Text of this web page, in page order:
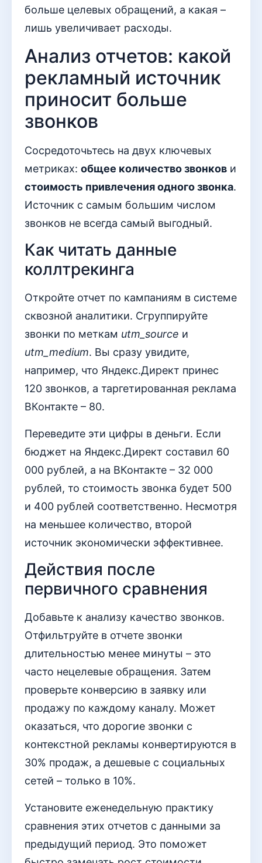
больше целевых обращений, а какая –
лишь увеличивает расходы.
Анализ отчетов: какой
рекламный источник
приносит больше
звонков
Сосредоточьтесь на двух ключевых
метриках: общее количество звонков и
стоимость привлечения одного звонка.
Источник с самым большим числом
звонков не всегда самый выгодный.
Как читать данные
коллтрекинга
Откройте отчет по кампаниям в системе
сквозной аналитики. Сгруппируйте
звонки по меткам utm_source и
utm_medium. Вы сразу увидите,
например, что Яндекс.Директ принес
120 звонков, а таргетированная реклама
ВКонтакте – 80.
Переведите эти цифры в деньги. Если
бюджет на Яндекс.Директ составил 60
000 рублей, а на ВКонтакте – 32 000
рублей, то стоимость звонка будет 500
и 400 рублей соответственно. Несмотря
на меньшее количество, второй
источник экономически эффективнее.
Действия после
первичного сравнения
Добавьте к анализу качество звонков.
Отфильтруйте в отчете звонки
длительностью менее минуты – это
часто нецелевые обращения. Затем
проверьте конверсию в заявку или
продажу по каждому каналу. Может
оказаться, что дорогие звонки с
контекстной рекламы конвертируются в
30% продаж, а дешевые с социальных
сетей – только в 10%.
Установите еженедельную практику
сравнения этих отчетов с данными за
предыдущий период. Это поможет